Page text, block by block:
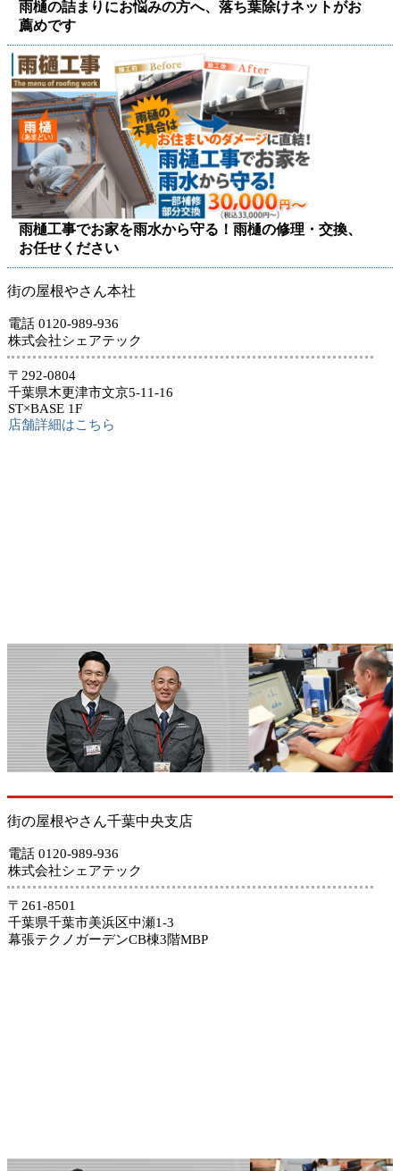
雨樋の詰まりにお悩みの方へ、落ち葉除けネットがお
薦めです
雨樋工事でお家を雨水から守る！雨樋の修理・交換、
お任せください
街の屋根やさん本社
電話 0120-989-936
株式会社シェアテック
〒292-0804
千葉県木更津市文京5-11-16
ST×BASE 1F
店舗詳細はこちら
街の屋根やさん千葉中央支店
電話 0120-989-936
株式会社シェアテック
〒261-8501
千葉県千葉市美浜区中瀬1-3
幕張テクノガーデンCB棟3階MBP